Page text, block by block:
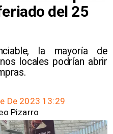
del 25
la mayoría de
locales podrían abrir
De 2023 13:29
Pizarro